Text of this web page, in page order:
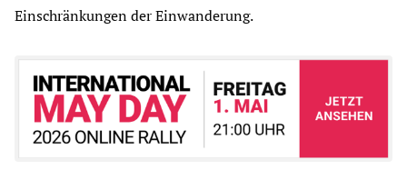
Einschränkungen der Einwanderung.